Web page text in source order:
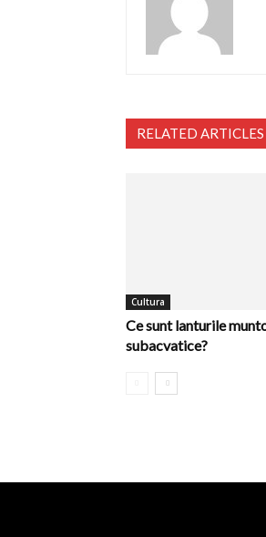
RELATED ARTICLES
Cultura
Ce sunt lanturile
subacvatice?